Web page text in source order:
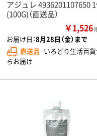
アジュレ 4936201107650
(100G)（直送品）
￥1,526
お届け日：8月28日（金）まで
直送品 いろどり生活百
らお届け